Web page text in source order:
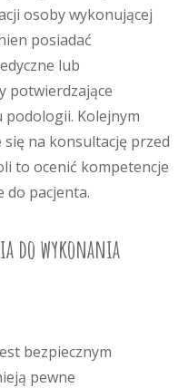
osoby wykonującej
posiadać
lub
potwierdzające
podologii. Kolejnym
na konsultację przed
to ocenić kompetencje
do pacjenta.
do wykonania
bezpiecznym
pewne